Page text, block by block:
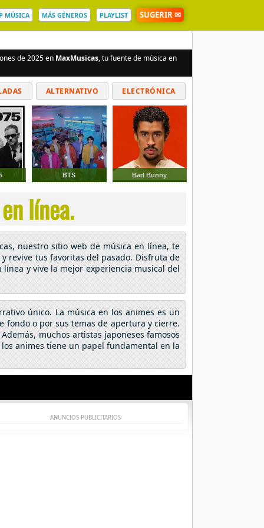
MÚSICA MÁS GÉNEROS PLAYLIST SUGERIR ✉
de 2025 en MaxMusicas, tu fuente de música en
ALTERNATIVO ELECTRÓNICA
BTS Bad Bunny
línea.
nuestro sitio web de música en línea, te
revive tus favoritas del pasado. Disfruta de
y vive la mejor experiencia musical del
único. La música en los animes es un
fondo o por sus temas de apertura y cierre.
muchos artistas japoneses famosos
animes tiene un papel fundamental en la
ANUNCIOS PUBLICITARIOS